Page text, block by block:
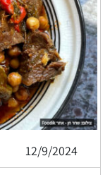
12/9/2024